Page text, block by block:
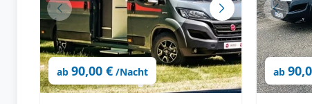
ab 90,00 € /Nacht ab